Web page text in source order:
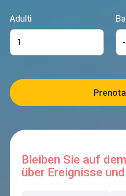
Adulti
Bleiben Sie auf
über Ereignisse